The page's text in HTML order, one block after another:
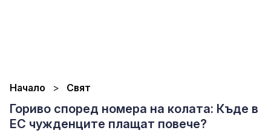
Начало Свят
Гориво според номера на колата: Къде в
ЕС чужденците плащат повече?